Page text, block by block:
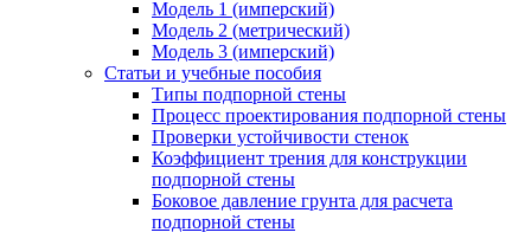
Модель 1 (имперский)
Модель 2 (метрический)
Модель 3 (имперский)
Статьи и учебные пособия
Типы подпорной стены
Процесс проектирования подпорной стены
Проверки устойчивости стенок
Коэффициент трения для конструкции
подпорной стены
Боковое давление грунта для расчета
подпорной стены